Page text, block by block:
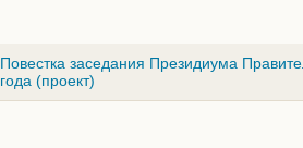
Повестка заседания Президиума
года (проект)